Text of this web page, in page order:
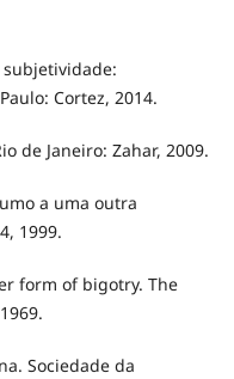
subjetividade:
Cortez, 2014.
de Janeiro: Zahar, 2009.
a uma outra
1999.
form of bigotry. The
Sociedade da